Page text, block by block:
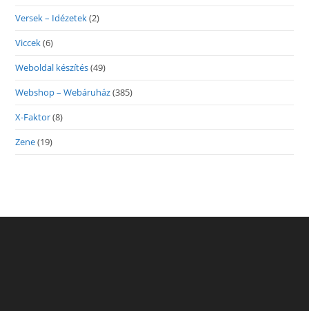
Versek – Idézetek(2)
Viccek(6)
Weboldal készítés(49)
Webshop – Webáruház(385)
X-Faktor(8)
Zene(19)